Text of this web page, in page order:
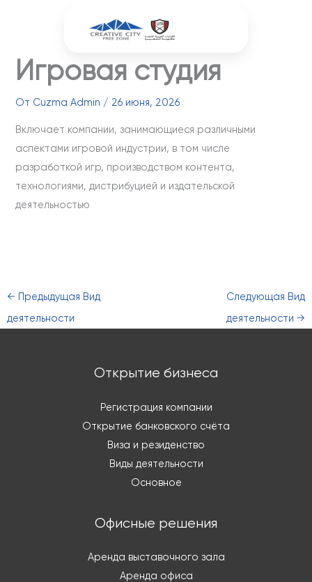
Игровая студия
От Cuzma Admin / 26 июня, 2026
Включает компании, занимающиеся различными
аспектами игровой индустрии, в том числе
разработкой игр, производством контента,
технологиями, дистрибуцией и издательской
деятельностью
← Предыдущая Вид
деятельности
Следующая Вид
деятельности→
Открытие бизнеса
Регистрация компании
Открытие банковского счёта
Виза и резиденство
Виды деятельности
Основное
Офисные решения
Аренда выставочного зала
Аренда офиса